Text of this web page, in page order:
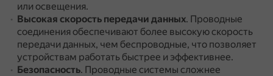
или освещения.
Высокая скорость передачи данных. Проводные
соединения обеспечивают более высокую скорость
передачи данных, чем беспроводные, что позволяет
устройствам работать быстрее и эффективнее.
Безопасность. Проводные системы сложнее